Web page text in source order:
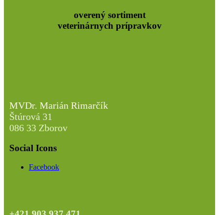
overený sortiment
veterinárnych prípravkov
MVDr. Marián Rimarčík
Štúrová 31
086 33 Zborov
Social Icons
Facebook